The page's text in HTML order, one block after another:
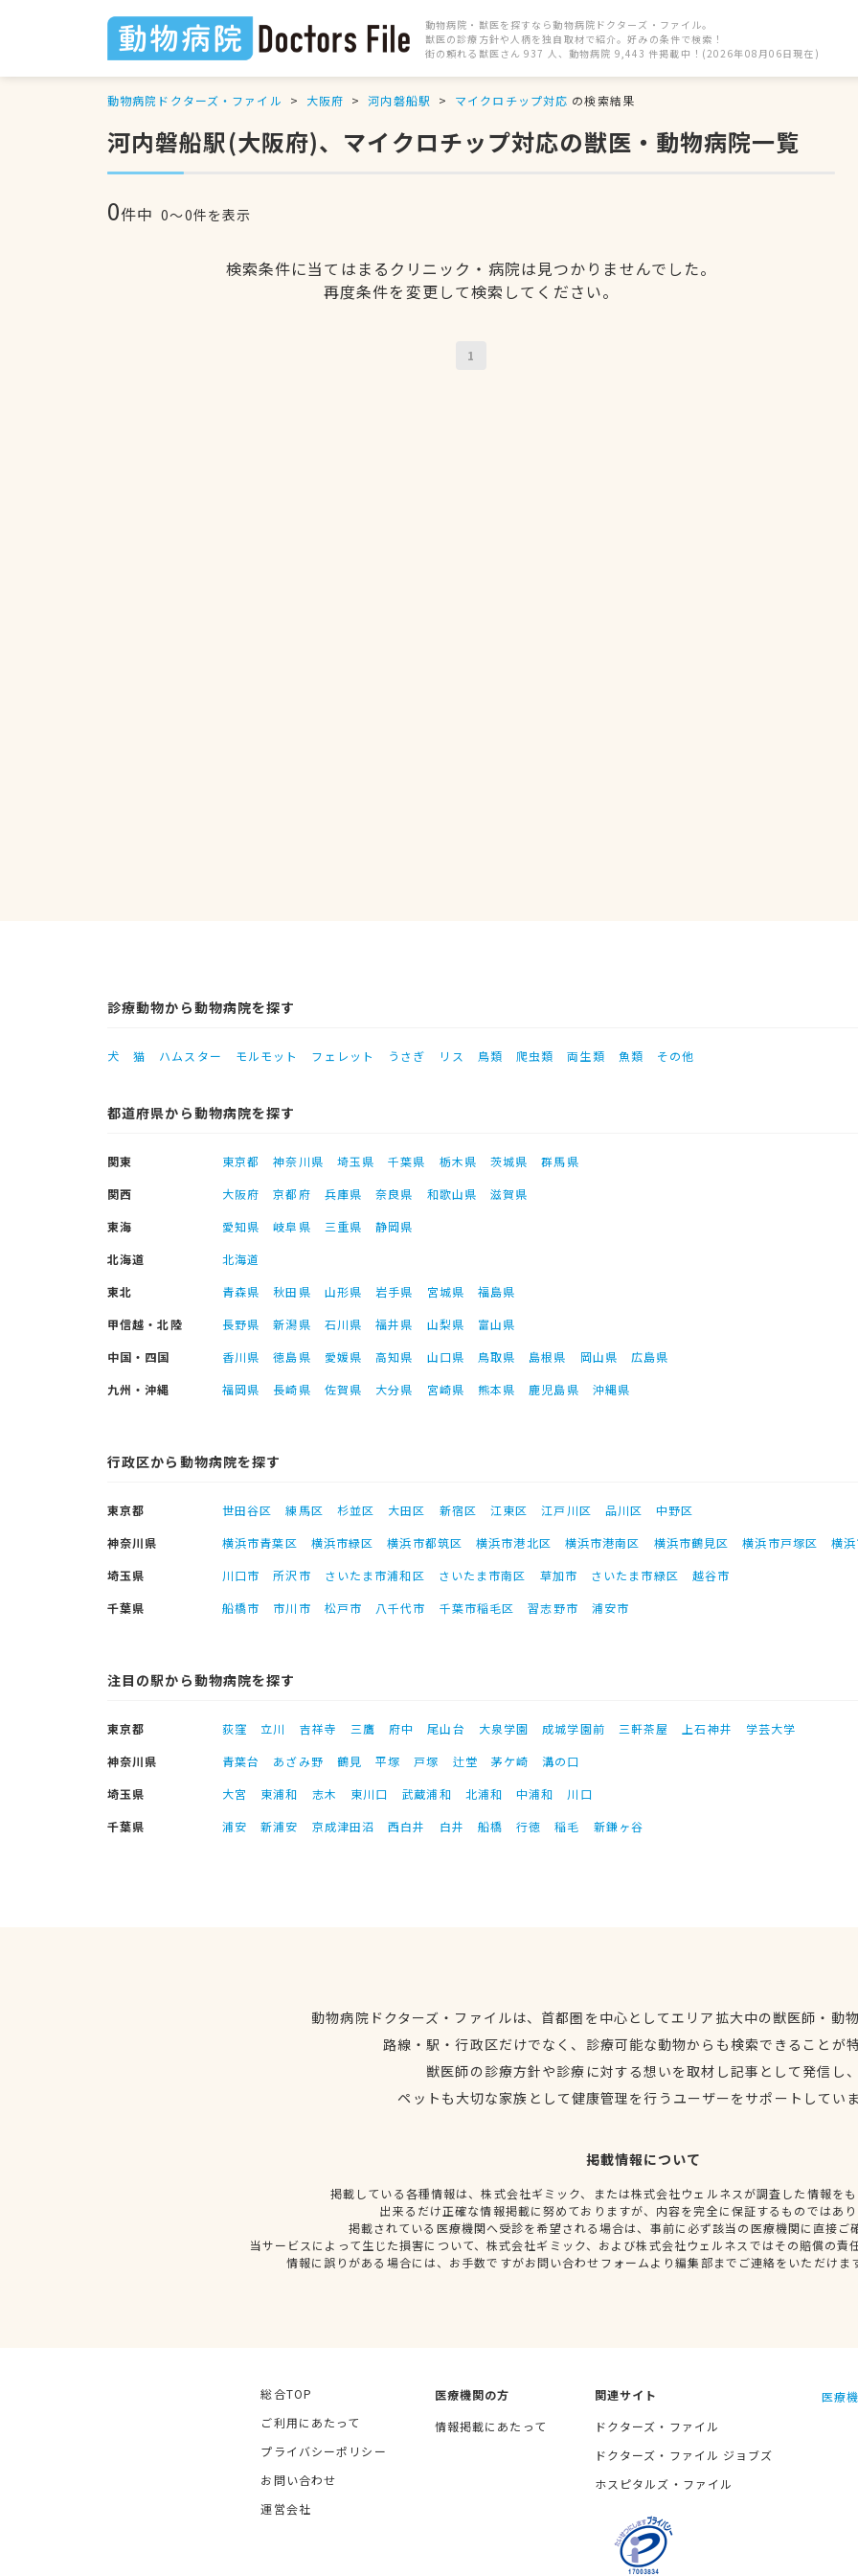
動物病院・獣医を探すなら動物病院ドクターズ・ファイル。
獣医の診療方針や人柄を独自取材で紹介。好みの条件で検索！
街の頼れる獣医さん 937 人、動物病院 9,443 件掲載中！(2026年08月06日現在)
動物病院ドクターズ・ファイル 大阪府 河内磐船駅 マイクロチップ対応 の検索結果
河内磐船駅(大阪府)、マイクロチップ対応の獣医・動物病院一覧
0件中 0〜0件を表示
検索条件に当てはまるクリニック・病院は見つかりませんでした。
再度条件を変更して検索してください。
1
診療動物から動物病院を探す
犬 猫 ハムスター モルモット フェレット うさぎ リス 鳥類 爬虫類 両生類 魚類 その他
都道府県から動物病院を探す
関東 東京都 神奈川県 埼玉県 千葉県 栃木県 茨城県
群馬県
関西
大阪府 京都府 兵庫県 奈良県 和歌山県
滋賀県
東海
愛知県 岐阜県 三重県
静岡県
北海道
北海道
東北
青森県 秋田県 山形県 岩手県 宮城県
福島県
甲信越・北陸
長野県 新潟県 石川県 福井県 山梨県
富山県
中国・四国
香川県 徳島県 愛媛県 高知県 山口県 鳥取県 島根県 岡山県
広島県
九州・沖縄
福岡県 長崎県 佐賀県 大分県 宮崎県 熊本県 鹿児島県 沖縄県
行政区から動物病院を探す
東京都 世田谷区 練馬区 杉並区 大田区 新宿区 江東区 江戸川区 品川区
中野区
神奈川県
横浜市青葉区 横浜市緑区 横浜市都筑区 横浜市港北区 横浜市港南区 横浜市鶴見区 横浜市戸塚区
横
埼玉県
川口市 所沢市 さいたま市浦和区 さいたま市南区 草加市 さいたま市緑区
越谷市
千葉県
船橋市 市川市 松戸市 八千代市 千葉市稲毛区 習志野市 浦安市
注目の駅から動物病院を探す
東京都 荻窪 立川 吉祥寺 三鷹 府中 尾山台 大泉学園 成城学園前 三軒茶屋 上石神井
学芸大学
神奈川県
青葉台 あざみ野 鶴見 平塚 戸塚 辻堂 茅ケ崎
溝の口
埼玉県
大宮 東浦和 志木 東川口 武蔵浦和 北浦和 中浦和
川口
千葉県
浦安 新浦安 京成津田沼 西白井 白井 船橋 行徳 稲毛 新鎌ヶ谷
動物病院ドクターズ・ファイルは、首都圏を中心としてエリア拡大中の獣医師・動
路線・駅・行政区だけでなく、診療可能な動物からも検索できることが
獣医師の診療方針や診療に対する想いを取材し記事として発信し
ペットも大切な家族として健康管理を行うユーザーをサポートしてい
掲載情報について
掲載している各種情報は、株式会社ギミック、または株式会社ウェルネスが調査した情報を
出来るだけ正確な情報掲載に努めておりますが、内容を完全に保証するものではあ
掲載されている医療機関へ受診を希望される場合は、事前に必ず該当の医療機関に直接ご
当サービスによって生じた損害について、株式会社ギミック、および株式会社ウェルネスではその賠償の責
情報に誤りがある場合には、お手数ですがお問い合わせフォームより編集部までご連絡をいただけま
総合TOP
ご利用にあたって
プライバシーポリシー
お問い合わせ
運営会社
医療機関の方
情報掲載にあたって
関連サイト
ドクターズ・ファイル
ドクターズ・ファイル ジョブズ
ホスピタルズ・ファイル
医療